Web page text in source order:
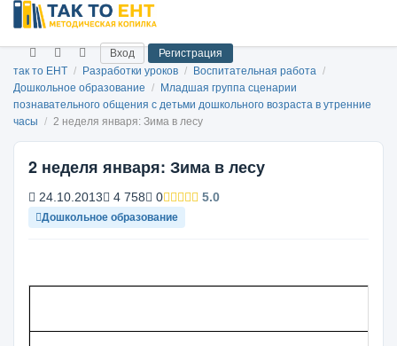
Вход
Регистрация
так то ЕНТ / Разработки уроков / Воспитательная работа /
Дошкольное образование /
Младшая группа сценарии
познавательного общения с детьми дошкольного возраста в утренние
часы / 2 неделя января: Зима в лесу
2 неделя января: Зима в лесу
24.10.2013 4 758 0 5.0
Дошкольное образование